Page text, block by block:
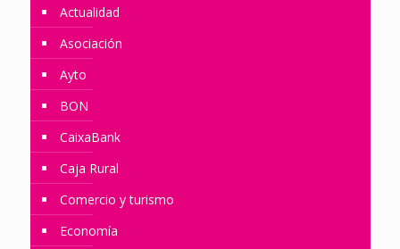
Actualidad
Asociación
Ayto
BON
CaixaBank
Caja Rural
Comercio y turismo
Economía